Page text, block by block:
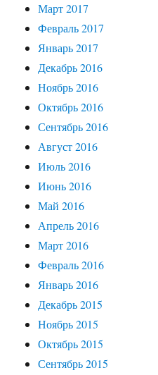
Март 2017
Февраль 2017
Январь 2017
Декабрь 2016
Ноябрь 2016
Октябрь 2016
Сентябрь 2016
Август 2016
Июль 2016
Июнь 2016
Май 2016
Апрель 2016
Март 2016
Февраль 2016
Январь 2016
Декабрь 2015
Ноябрь 2015
Октябрь 2015
Сентябрь 2015